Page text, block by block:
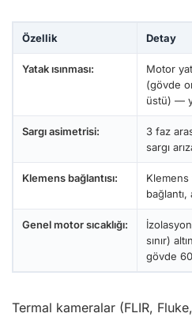
Özellik Detay
Yatak ısınması:
Motor
(gövde
üstü) —
Sargı asimetrisi:
3 faz
sargı
Klemens bağlantısı:
Klemens
bağlantı,
Genel motor sıcaklığı:
sınır)
gövde
Termal kameralar (FLIR,